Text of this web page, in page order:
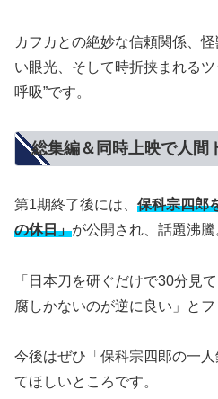
カフカとの絶妙な信頼関係、
い眼光、そして時折挟まれる
呼吸”です。
総集編＆同時上映で人間
第1期終了後には、 保科宗四郎
の休日」が公開され、話題沸騰
「日本刀を研ぐだけで30分見
腐しかないのが逆に良い」とフ
今後はぜひ「保科宗四郎の一
てほしいところです。